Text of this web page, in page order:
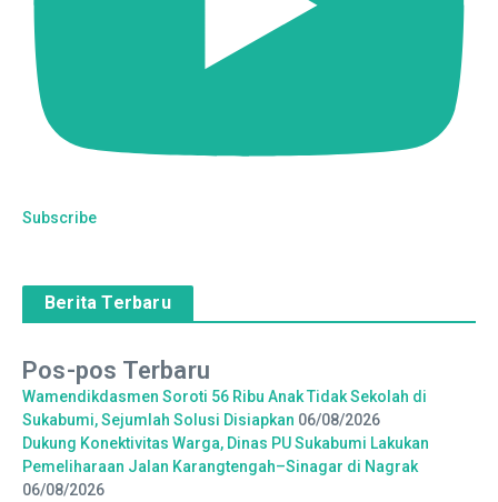
Subscribe
Berita Terbaru
Pos-pos Terbaru
Wamendikdasmen Soroti 56 Ribu Anak Tidak Sekolah di
Sukabumi, Sejumlah Solusi Disiapkan 06/08/2026
Dukung Konektivitas Warga, Dinas PU Sukabumi Lakukan
Pemeliharaan Jalan Karangtengah–Sinagar di Nagrak
06/08/2026